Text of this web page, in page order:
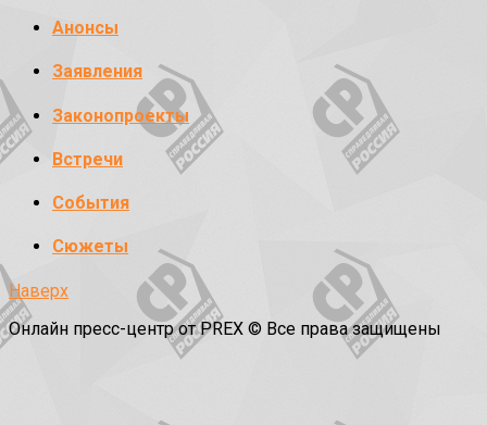
Анонсы
Заявления
Законопроекты
Встречи
События
Сюжеты
Наверх
Онлайн пресс-центр от PREX © Все права защищены